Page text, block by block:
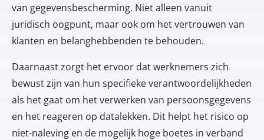
van gegevensbescherming. Niet alleen vanuit
juridisch oogpunt, maar ook om het vertrouwen van
klanten en belanghebbenden te behouden.
Daarnaast zorgt het ervoor dat werknemers zich
bewust zijn van hun specifieke verantwoordelijkheden
als het gaat om het verwerken van persoonsgegevens
en het reageren op datalekken. Dit helpt het risico op
niet-naleving en de mogelijk hoge boetes in verband